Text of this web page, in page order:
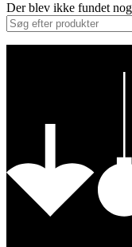
Der blev ikke fundet